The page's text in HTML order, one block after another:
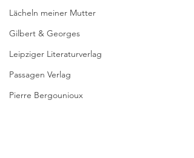
Lächeln meiner Mutter
Gilbert & Georges
Leipziger Literaturverlag
Passagen Verlag
Pierre Bergounioux